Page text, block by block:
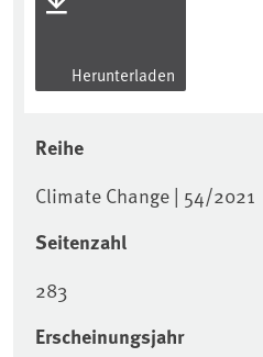
Herunterladen
Reihe
Climate Change | 54/2021
Seitenzahl
283
Erscheinungsjahr